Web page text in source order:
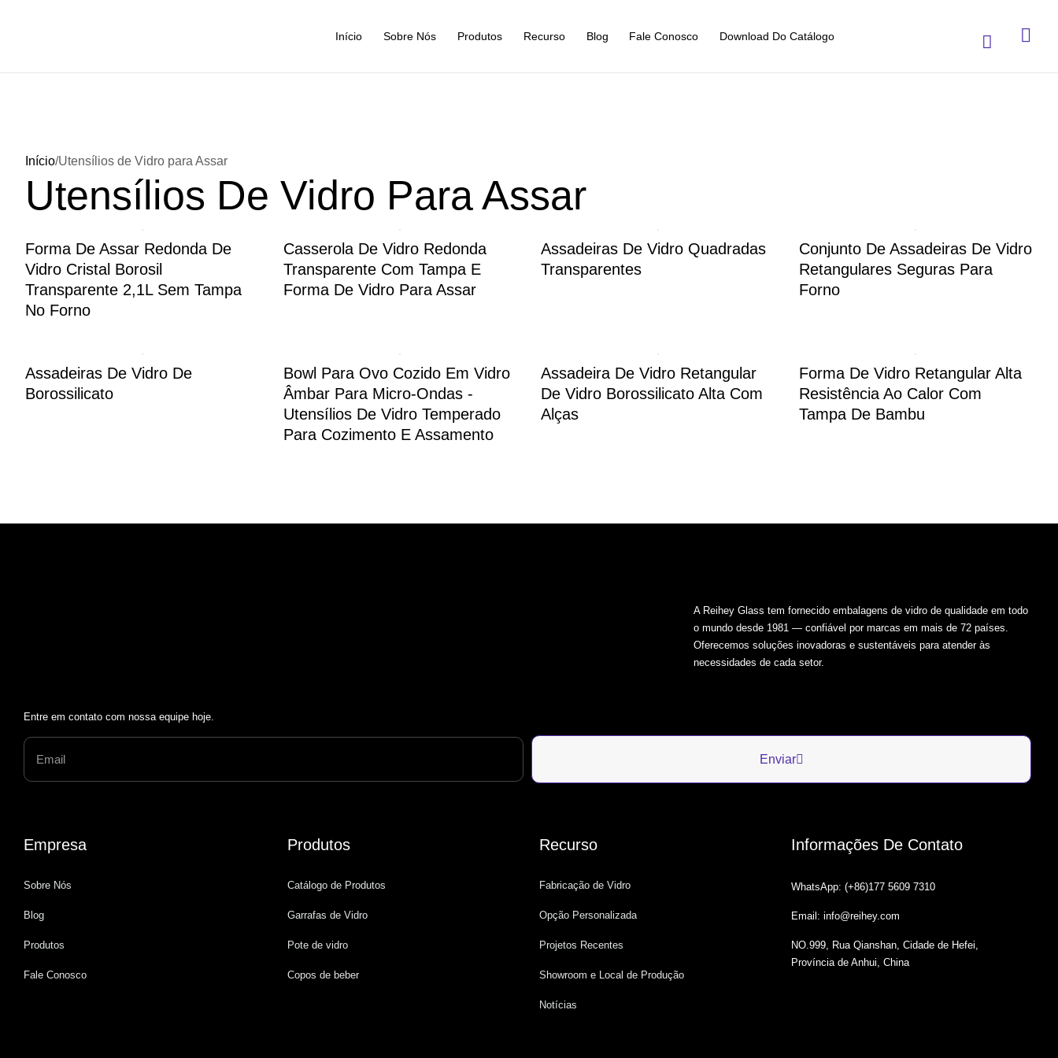
Início Sobre Nós Produtos Recurso Blog Fale Conosco Download Do Catálogo
Início/Utensílios de Vidro para Assar
Utensílios De Vidro Para Assar
Forma De Assar Redonda De
Vidro Cristal Borosil
Transparente 2,1L Sem Tampa
No Forno
Casserola De Vidro Redonda
Transparente Com Tampa E
Forma De Vidro Para Assar
Assadeiras De Vidro Quadradas
Transparentes
Conjunto De Assadeiras De Vidro
Retangulares Seguras Para
Forno
Assadeiras De Vidro De
Borossilicato
Bowl Para Ovo Cozido Em Vidro
Âmbar Para Micro-Ondas -
Utensílios De Vidro Temperado
Para Cozimento E Assamento
Assadeira De Vidro Retangular
De Vidro Borossilicato Alta Com
Alças
Forma De Vidro Retangular Alta
Resistência Ao Calor Com
Tampa De Bambu
A Reihey Glass tem fornecido embalagens de vidro de qualidade em todo
o mundo desde 1981 — confiável por marcas em mais de 72 países.
Oferecemos soluções inovadoras e sustentáveis para atender às
necessidades de cada setor.
Entre em contato com nossa equipe hoje.
Enviar
Empresa
Sobre Nós
Blog
Produtos
Fale Conosco
Produtos
Catálogo de Produtos
Garrafas de Vidro
Pote de vidro
Copos de beber
Recurso
Fabricação de Vidro
Opção Personalizada
Projetos Recentes
Showroom e Local de Produção
Notícias
Informações De Contato
WhatsApp: (+86)177 5609 7310
Email: info@reihey.com
NO.999, Rua Qianshan, Cidade de Hefei,
Província de Anhui, China